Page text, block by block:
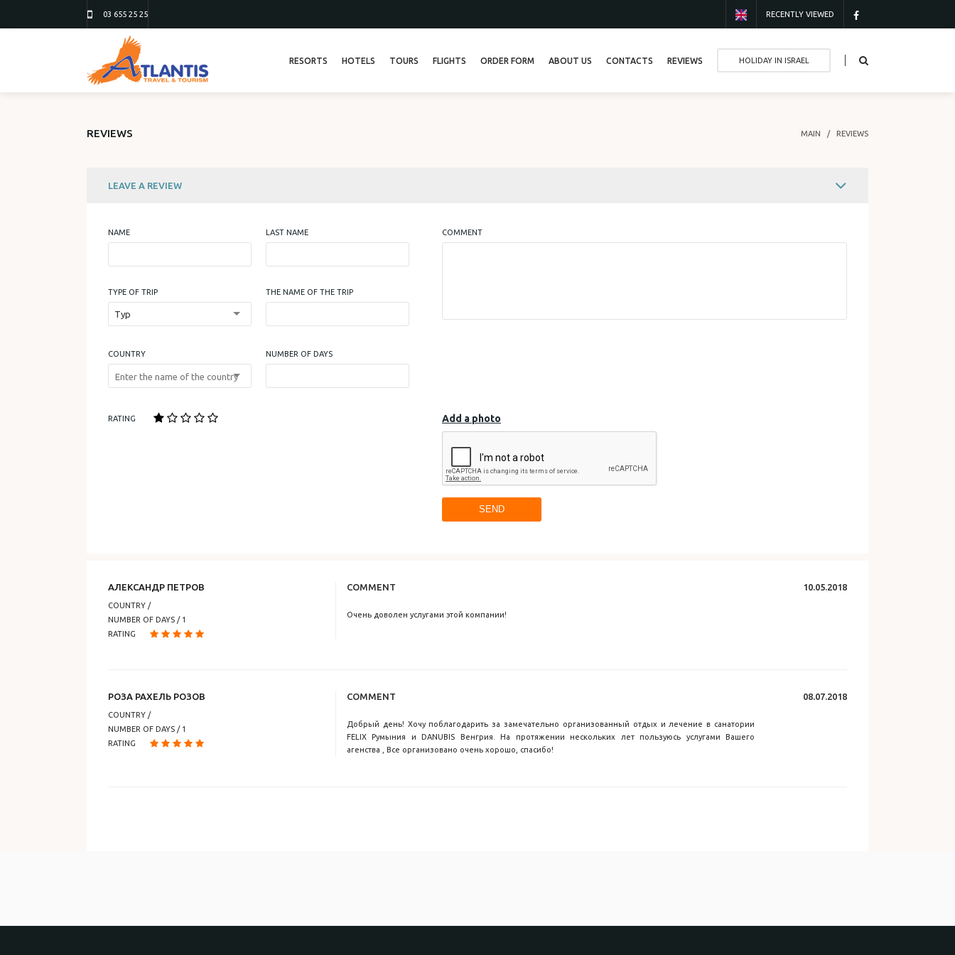
03 655 25 25 RECENTLY VIEWED
RESORTS HOTELS TOURS FLIGHTS ORDER FORM ABOUT US CONTACTS REVIEWS HOLIDAY IN ISRAEL
REVIEWS MAIN REVIEWS
LEAVE A REVIEW
NAME LAST NAME
TYPE OF TRIP
Тур
THE NAME OF THE TRIP
COUNTRY NUMBER OF DAYS
COMMENT
RATING Add a photo
SEND
АЛЕКСАНДР ПЕТРОВ
COUNTRY /
NUMBER OF DAYS / 1
RATING
COMMENT
Очень доволен услугами этой компании!
10.05.2018
РОЗА РАХЕЛЬ РОЗОВ
COUNTRY /
NUMBER OF DAYS / 1
RATING
COMMENT
Добрый день! Хочу поблагодарить за замечательно организованный отдых и лечение в санатории
FELIX Румыния и DANUBIS Венгрия. На протяжении нескольких лет пользуюсь услугами Вашего
агенства , Все организовано очень хорошо, спасибо!
08.07.2018